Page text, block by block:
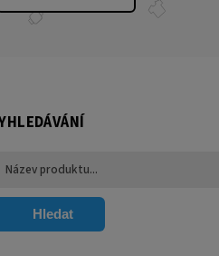
Hledat